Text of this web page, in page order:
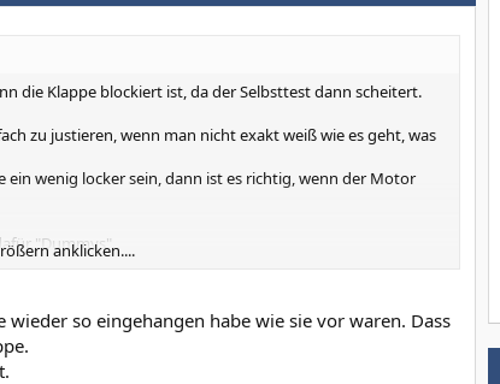
die Klappe blockiert ist, da der Selbsttest dann scheitert.
zu justieren, wenn man nicht exakt weiß wie es geht, was
ein wenig locker sein, dann ist es richtig, wenn der Motor
"Dummys".
blockiert,
anklicken....
wieder so eingehangen habe wie sie vor waren. Dass